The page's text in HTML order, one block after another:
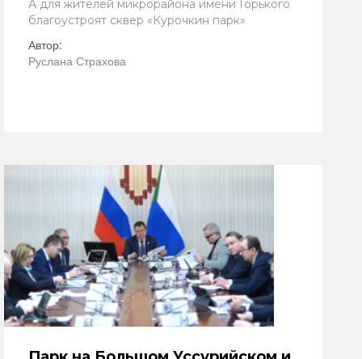
А для жителей микрорайона имени Горького
благоустроят сквер «Курочкин парк»
Автор:
Руслана Страхова